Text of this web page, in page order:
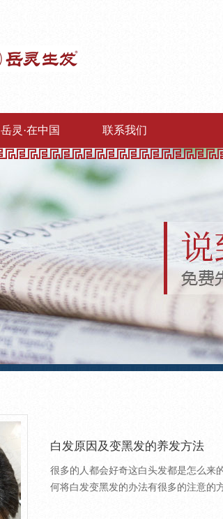
岳灵·在中国 联系我们
白发原因及变黑发的养发方法
很多的人都会好奇这白头发都是怎么来
何将白发变黑发的办法有很多的注意的